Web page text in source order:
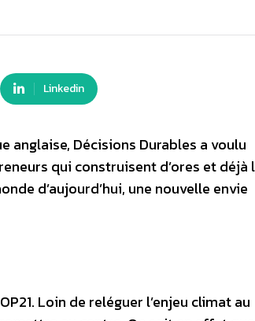
Linkedin
anglaise, Décisions Durables a voulu
qui construisent d’ores et déjà
d’aujourd’hui, une nouvelle envie
Loin de reléguer l’enjeu climat au